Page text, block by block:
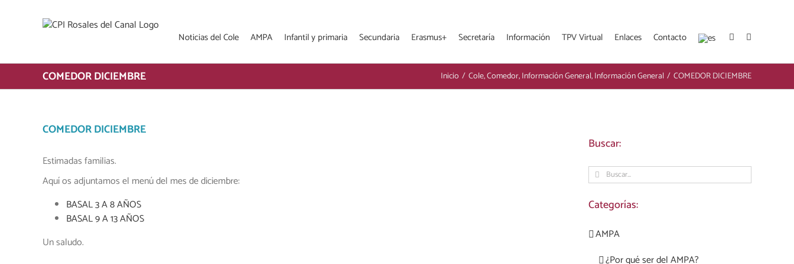
Noticias del Cole AMPA Infantil y primaria Secundaria Erasmus+ Secretaría Información TPV Virtual Enlaces Contacto
COMEDOR DICIEMBRE Inicio / Cole,Comedor,Información General,Información General / COMEDOR DICIEMBRE
COMEDOR DICIEMBRE
Estimadas familias.
Aquí os adjuntamos el menú del mes de diciembre:
BASAL 3 A 8 AÑOS
BASAL 9 A 13 AÑOS
Un saludo.
Buscar:
Buscar:
Categorías:
AMPA
¿Por qué ser del AMPA?